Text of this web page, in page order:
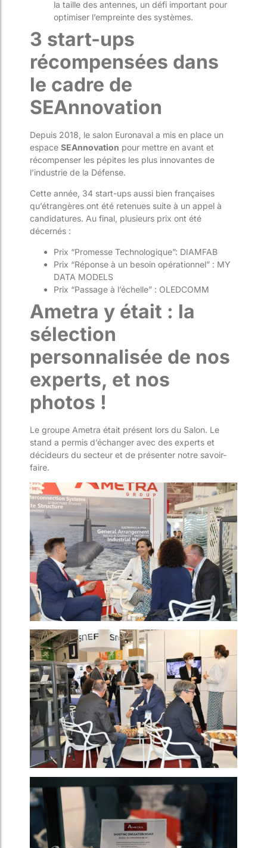
la taille des antennes, un défi important pour
optimiser l’empreinte des systèmes.
3 start-ups
récompensées dans
le cadre de
SEAnnovation
Depuis 2018, le salon Euronaval a mis en place un
espace SEAnnovation pour mettre en avant et
récompenser les pépites les plus innovantes de
l’industrie de la Défense.
Cette année, 34 start-ups aussi bien françaises
qu’étrangères ont été retenues suite à un appel à
candidatures. Au final, plusieurs prix ont été
décernés :
Prix “Promesse Technologique”: DIAMFAB
Prix “Réponse à un besoin opérationnel” : MY
DATA MODELS
Prix “Passage à l’échelle” : OLEDCOMM
Ametra y était : la
sélection
personnalisée de nos
experts, et nos
photos !
Le groupe Ametra était présent lors du Salon. Le
stand a permis d’échanger avec des experts et
décideurs du secteur et de présenter notre savoir-
faire.